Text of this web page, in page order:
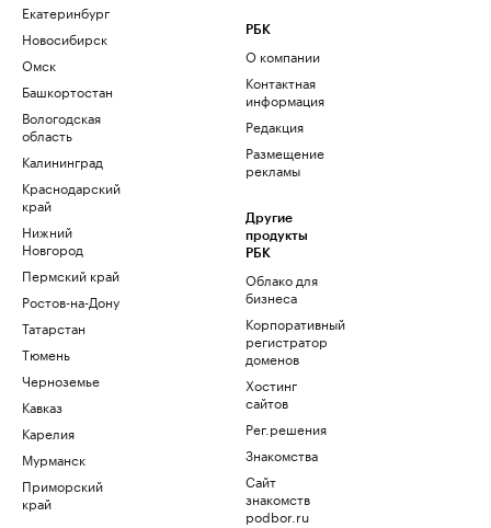
Екатеринбург
Новосибирск
Омск
Башкортостан
Вологодская
область
Калининград
Краснодарский
край
Нижний
Новгород
Пермский край
Ростов-на-Дону
Татарстан
Тюмень
Черноземье
Кавказ
Карелия
Мурманск
Приморский
край
РБК
О компании
Контактная
информация
Редакция
Размещение
рекламы
Другие
продукты
РБК
Облако для
бизнеса
Корпоративный
регистратор
доменов
Хостинг
сайтов
Рег.решения
Знакомства
Сайт
знакомств
podbor.ru